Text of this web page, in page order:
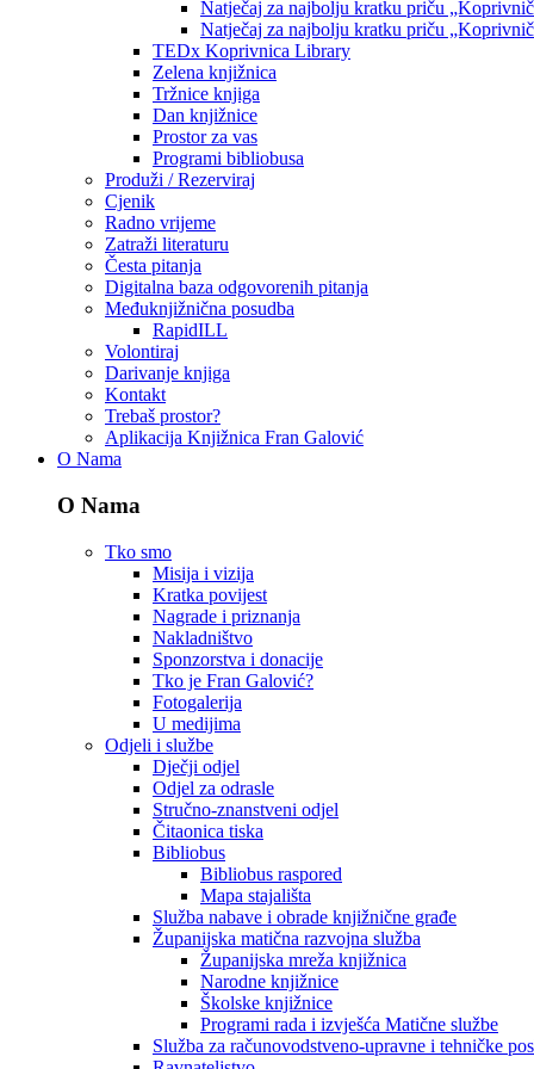
Natječaj za najbolju kratku priču
Natječaj za najbolju kratku priču
TEDx Koprivnica Library
Zelena knjižnica
Tržnice knjiga
Dan knjižnice
Prostor za vas
Programi bibliobusa
Produži / Rezerviraj
Cjenik
Radno vrijeme
Zatraži literaturu
Česta pitanja
Digitalna baza odgovorenih pitanja
Međuknjižnična posudba
RapidILL
Volontiraj
Darivanje knjiga
Kontakt
Trebaš prostor?
Aplikacija Knjižnica Fran Galović
O Nama
O Nama
Tko smo
Misija i vizija
Kratka povijest
Nagrade i priznanja
Nakladništvo
Sponzorstva i donacije
Tko je Fran Galović?
Fotogalerija
U medijima
Odjeli i službe
Dječji odjel
Odjel za odrasle
Stručno-znanstveni odjel
Čitaonica tiska
Bibliobus
Bibliobus raspored
Mapa stajališta
Služba nabave i obrade knjižnične građe
Županijska matična razvojna služba
Županijska mreža knjižnica
Narodne knjižnice
Školske knjižnice
Programi rada i izvješća Matične službe
Služba za računovodstveno-upravne i tehničke